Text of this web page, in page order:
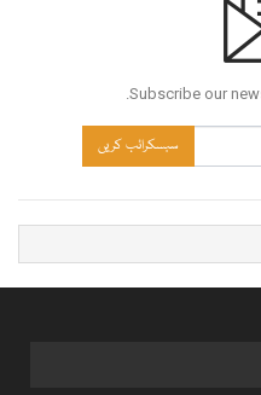
Subscribe our
سبسکرائب کریں